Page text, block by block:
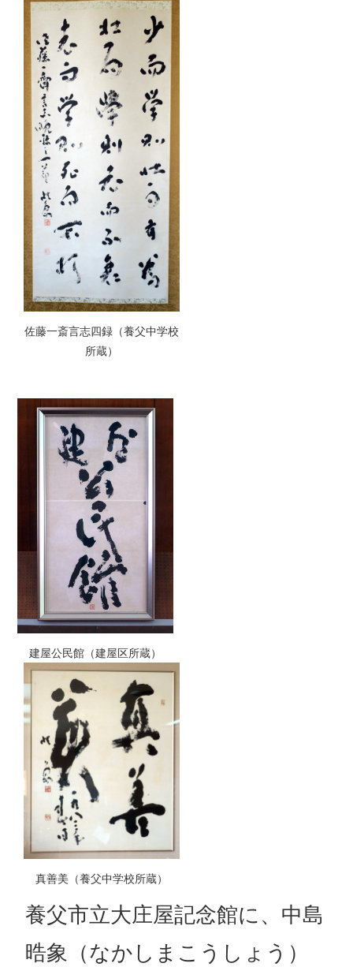
佐藤一斎言志四録（養父中学校
所蔵）
建屋公民館（建屋区所蔵）
真善美（養父中学校所蔵）
養父市立大庄屋記念館に、中島
晧象（なかしまこうしょう）